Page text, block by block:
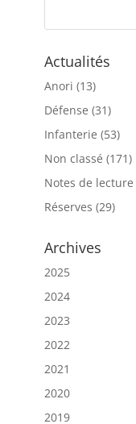
Actualités
Anori (13)
Défense (31)
Infanterie (53)
Non classé (171)
Notes de lecture
Réserves (29)
Archives
2025
2024
2023
2022
2021
2020
2019